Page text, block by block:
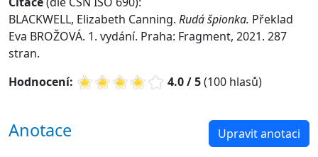
BLACKWELL, Elizabeth Canning. Rudá špionka. Překlad
Eva BROŽOVÁ. 1. vydání. Praha: Fragment, 2021. 287
stran.
Hodnocení:
4.0 / 5(100 hlasů)
Anotace Upravit anotaci